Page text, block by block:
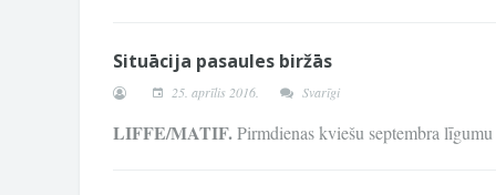
Situācija pasaules biržās
25. aprīlis 2016. Svarīgi
LIFFE/MATIF.Pirmdienas kviešu septembra